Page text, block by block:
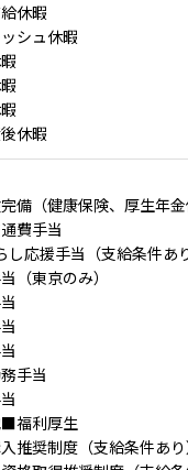
休暇
シュ休暇
休暇
備（健康保険、厚生年
費手当
し応援手当（支給条件あ
（東京のみ）
手当
■福利厚生
推奨制度（支給条件あり